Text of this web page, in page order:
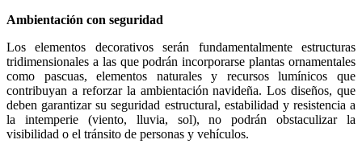
Ambientación con seguridad
Los elementos decorativos serán fundamentalmente estructuras
tridimensionales a las que podrán incorporarse plantas ornamentales
como pascuas, elementos naturales y recursos lumínicos que
contribuyan a reforzar la ambientación navideña. Los diseños, que
deben garantizar su seguridad estructural, estabilidad y resistencia a
la intemperie (viento, lluvia, sol), no podrán obstaculizar la
visibilidad o el tránsito de personas y vehículos.